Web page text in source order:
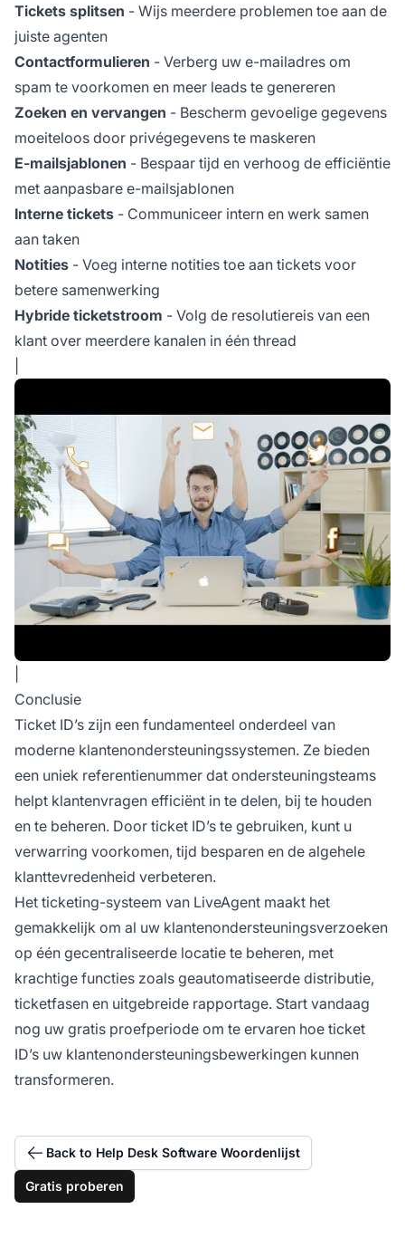
Tickets splitsen - Wijs meerdere problemen toe aan de
juiste agenten
Contactformulieren - Verberg uw e-mailadres om
spam te voorkomen en meer leads te genereren
Zoeken en vervangen - Bescherm gevoelige gegevens
moeiteloos door privégegevens te maskeren
E-mailsjablonen - Bespaar tijd en verhoog de efficiëntie
met aanpasbare e-mailsjablonen
Interne tickets - Communiceer intern en werk samen
aan taken
Notities - Voeg interne notities toe aan tickets voor
betere samenwerking
Hybride ticketstroom - Volg de resolutiereis van een
klant over meerdere kanalen in één thread
Conclusie
Ticket ID’s zijn een fundamenteel onderdeel van
moderne klantenondersteuningssystemen. Ze bieden
een uniek referentienummer dat ondersteuningsteams
helpt klantenvragen efficiënt in te delen, bij te houden
en te beheren. Door ticket ID’s te gebruiken, kunt u
verwarring voorkomen, tijd besparen en de algehele
klanttevredenheid verbeteren.
Het ticketing-systeem van LiveAgent maakt het
gemakkelijk om al uw klantenondersteuningsverzoeken
op één gecentraliseerde locatie te beheren, met
krachtige functies zoals geautomatiseerde distributie,
ticketfasen en uitgebreide rapportage. Start vandaag
nog uw gratis proefperiode om te ervaren hoe ticket
ID’s uw klantenondersteuningsbewerkingen kunnen
transformeren.
Back to Help Desk Software Woordenlijst
Gratis proberen